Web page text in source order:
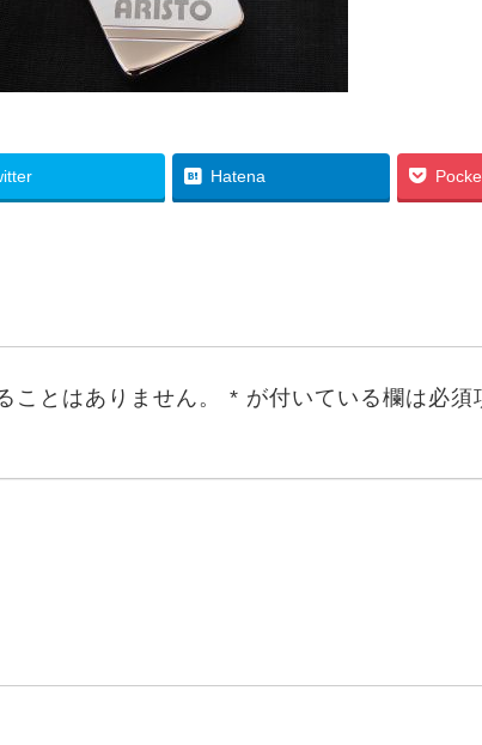
Hatena
ことはありません。 * が付いている欄は必須